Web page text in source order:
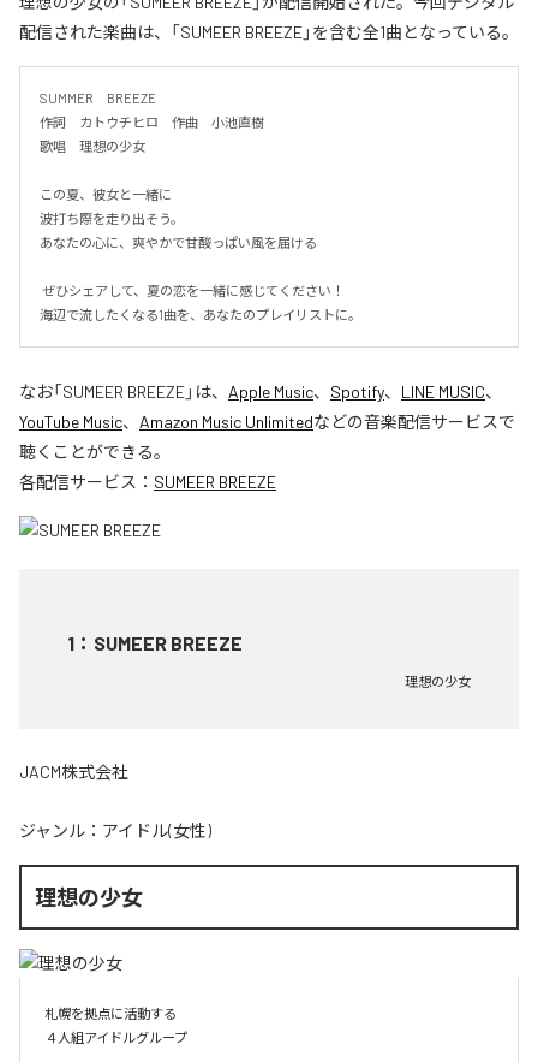
配信された楽曲は、「SUMEER BREEZE」を含む全1曲となっている。
SUMMER　BREEZE
作詞　カトウチヒロ　作曲　小池直樹
歌唱　理想の少女
この夏、彼女と一緒に
波打ち際を走り出そう。
あなたの心に、爽やかで甘酸っぱい風を届ける
海辺で流したくなる1曲を、あなたのプレイリストに。
なお「SUMEER BREEZE」は、 Apple Music、 Spotify、 LINE MUSIC、
YouTube Music、 Amazon Music Unlimitedなどの音楽配信サービスで
聴くことができる。
各配信サービス： SUMEER BREEZE
1 ： SUMEER BREEZE
理想の少女
JACM株式会社
ジャンル： アイドル(女性)
理想の少女
札幌を拠点に活動する
４人組アイドルグループ